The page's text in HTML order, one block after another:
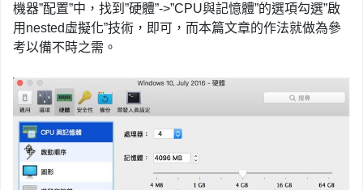
機器”配置”中，找到”硬體”->”CPU與記憶體”的選項勾選”啟
用nested虛擬化”技術，即可，而本篇文章的作法就做為參
考以備不時之需。